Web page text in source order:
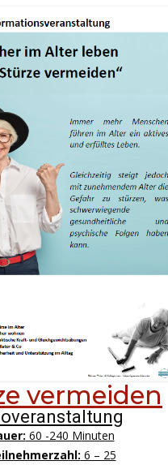
vermeiden
60 -240 Minuten
6 – 25